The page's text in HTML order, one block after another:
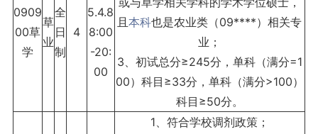
0909
00草
学
草
业
全
日
制
4
5.4.8
8:00
-20:
00
且本科也是农业类（09****）相关专
业；
3、初试总分≥245分，单科（满分=1
00）科目≥33分，单科（满分>100）
科目≥50分。
1、符合学校调剂政策；